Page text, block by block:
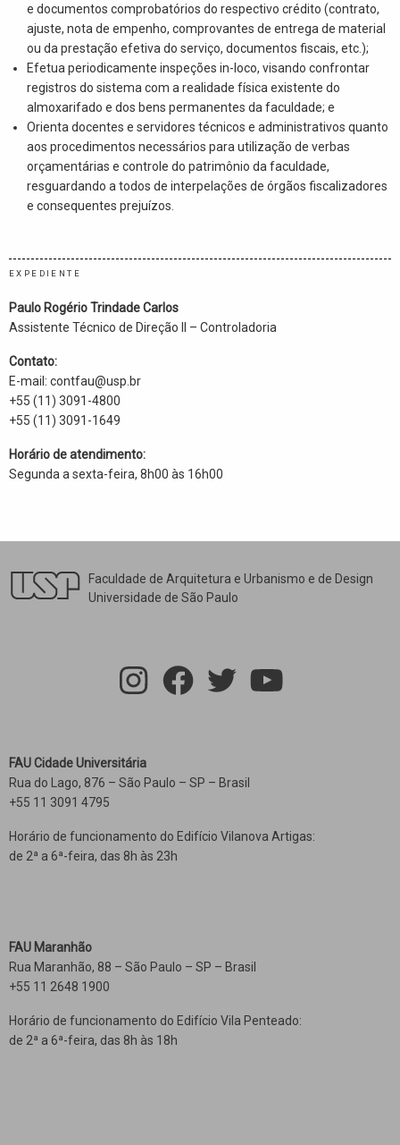
e documentos comprobatórios do respectivo crédito (contrato,
ajuste, nota de empenho, comprovantes de entrega de material
ou da prestação efetiva do serviço, documentos fiscais, etc.);
Efetua periodicamente inspeções in-loco, visando confrontar
registros do sistema com a realidade física existente do
almoxarifado e dos bens permanentes da faculdade; e
Orienta docentes e servidores técnicos e administrativos quanto
aos procedimentos necessários para utilização de verbas
orçamentárias e controle do patrimônio da faculdade,
resguardando a todos de interpelações de órgãos fiscalizadores
e consequentes prejuízos.
EXPEDIENTE
Paulo Rogério Trindade Carlos
Assistente Técnico de Direção II – Controladoria
Contato:
E-mail: contfau@usp.br
+55 (11) 3091-4800
+55 (11) 3091-1649
Horário de atendimento:
Segunda a sexta-feira, 8h00 às 16h00
Faculdade de Arquitetura e Urbanismo e de Design
Universidade de São Paulo
FAU Cidade Universitária
Rua do Lago, 876 – São Paulo – SP – Brasil
+55 11 3091 4795
Horário de funcionamento do Edifício Vilanova Artigas:
de 2ª a 6ª-feira, das 8h às 23h
FAU Maranhão
Rua Maranhão, 88 – São Paulo – SP – Brasil
+55 11 2648 1900
Horário de funcionamento do Edifício Vila Penteado:
de 2ª a 6ª-feira, das 8h às 18h